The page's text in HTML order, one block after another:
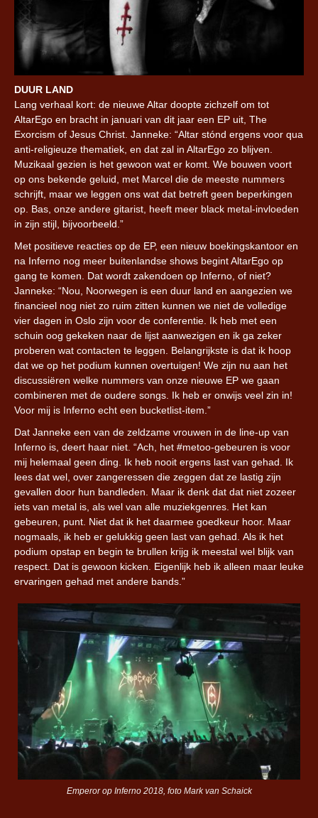
DUUR LAND
Lang verhaal kort: de nieuwe Altar doopte zichzelf om tot
AltarEgo en bracht in januari van dit jaar een EP uit, The
Exorcism of Jesus Christ. Janneke: “Altar stónd ergens voor qua
anti-religieuze thematiek, en dat zal in AltarEgo zo blijven.
Muzikaal gezien is het gewoon wat er komt. We bouwen voort
op ons bekende geluid, met Marcel die de meeste nummers
schrijft, maar we leggen ons wat dat betreft geen beperkingen
op. Bas, onze andere gitarist, heeft meer black metal-invloeden
in zijn stijl, bijvoorbeeld.”
Met positieve reacties op de EP, een nieuw boekingskantoor en
na Inferno nog meer buitenlandse shows begint AltarEgo op
gang te komen. Dat wordt zakendoen op Inferno, of niet?
Janneke: “Nou, Noorwegen is een duur land en aangezien we
financieel nog niet zo ruim zitten kunnen we niet de volledige
vier dagen in Oslo zijn voor de conferentie. Ik heb met een
schuin oog gekeken naar de lijst aanwezigen en ik ga zeker
proberen wat contacten te leggen. Belangrijkste is dat ik hoop
dat we op het podium kunnen overtuigen! We zijn nu aan het
discussiëren welke nummers van onze nieuwe EP we gaan
combineren met de oudere songs. Ik heb er onwijs veel zin in!
Voor mij is Inferno echt een bucketlist-item.”
Dat Janneke een van de zeldzame vrouwen in de line-up van
Inferno is, deert haar niet. “Ach, het #metoo-gebeuren is voor
mij helemaal geen ding. Ik heb nooit ergens last van gehad. Ik
lees dat wel, over zangeressen die zeggen dat ze lastig zijn
gevallen door hun bandleden. Maar ik denk dat dat niet zozeer
iets van metal is, als wel van alle muziekgenres. Het kan
gebeuren, punt. Niet dat ik het daarmee goedkeur hoor. Maar
nogmaals, ik heb er gelukkig geen last van gehad. Als ik het
podium opstap en begin te brullen krijg ik meestal wel blijk van
respect. Dat is gewoon kicken. Eigenlijk heb ik alleen maar leuke
ervaringen gehad met andere bands.”
Emperor op Inferno 2018, foto Mark van Schaick